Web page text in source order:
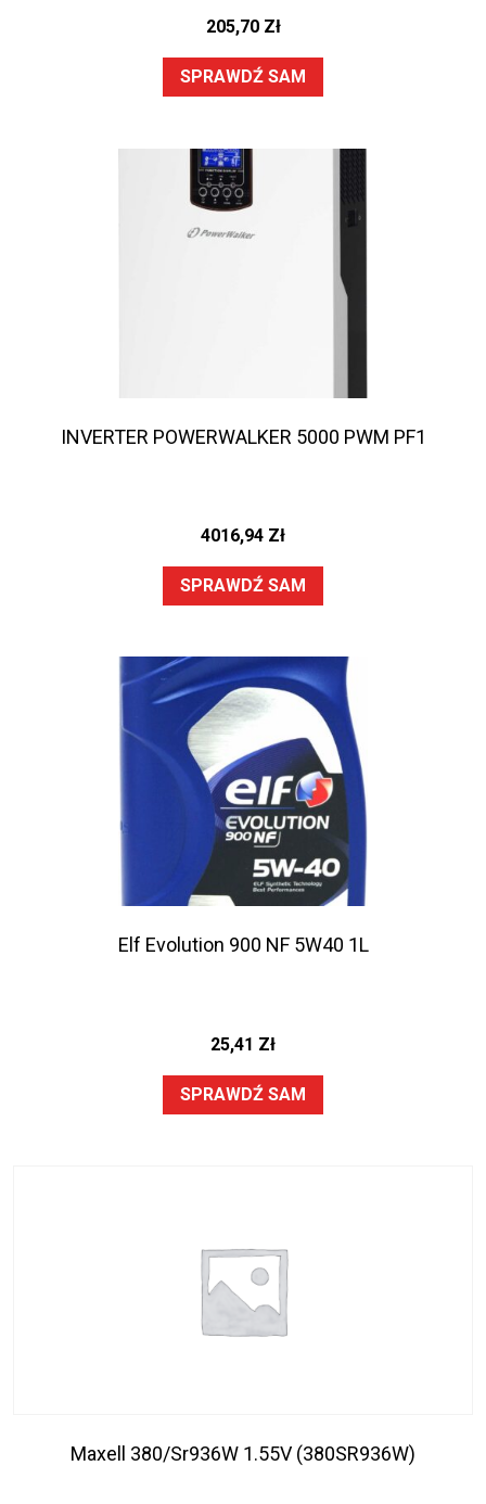
205,70 Zł
SPRAWDŹ SAM
INVERTER POWERWALKER 5000 PWM PF1
4016,94 Zł
SPRAWDŹ SAM
Elf Evolution 900 NF 5W40 1L
25,41 Zł
SPRAWDŹ SAM
Maxell 380/Sr936W 1.55V (380SR936W)